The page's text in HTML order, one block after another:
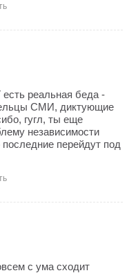
реальная беда -
СМИ, диктующие
гугл, ты еще
независимости
перейдут под
с ума сходит